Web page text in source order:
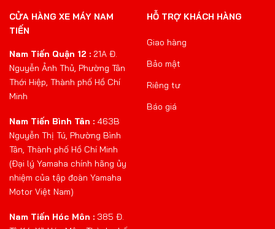
CỬA HÀNG XE MÁY NAM
TIẾN
Nam Tiến Quận 12 : 21A Đ.
Nguyễn Ảnh Thủ, Phường Tân
Thới Hiệp, Thành phố Hồ Chí
Minh
Nam Tiến Bình Tân : 463B
Nguyễn Thị Tú, Phường Bình
Tân, Thành phố Hồ Chí Minh
(Đại lý Yamaha chính hãng ủy
nhiệm của tập đoàn Yamaha
Motor Việt Nam)
Nam Tiến Hóc Môn : 385 Đ.
HỖ TRỢ KHÁCH HÀNG
Giao hàng
Bảo mật
Riêng tư
Báo giá